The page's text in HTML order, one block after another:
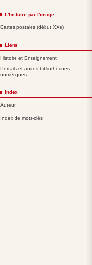
L'histoire par l'image
Cartes postales (début XXe)
Liens
Histoire et Enseignement
Portails et autres bibliothèques
numériques
Index
Auteur
Index de mots-clés